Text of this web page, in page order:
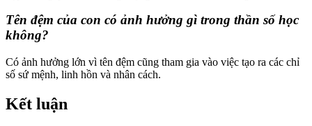
Tên đệm của con có ảnh hưởng gì trong thần số học
không?
Có ảnh hưởng lớn vì tên đệm cũng tham gia vào việc tạo ra các chỉ
số sứ mệnh, linh hồn và nhân cách.
Kết luận